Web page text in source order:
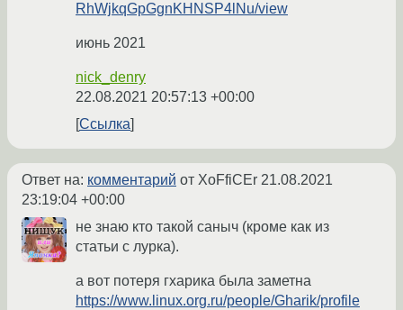
RhWjkqGpGgnKHNSP4lNu/view
июнь 2021
nick_denry
22.08.2021 20:57:13 +00:00
Ссылка
Ответ на: комментарий от XoFfiCEr 21.08.2021
23:19:04 +00:00
не знаю кто такой саныч (кроме как из
статьи с лурка).
а вот потеря гхарика была заметна
https://www.linux.org.ru/people/Gharik/profile